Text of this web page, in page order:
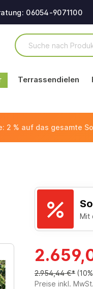
06054-9071100
Terrassendielen
2 % auf das gesamte
Mit
2.954,44 €*
Preise inkl.